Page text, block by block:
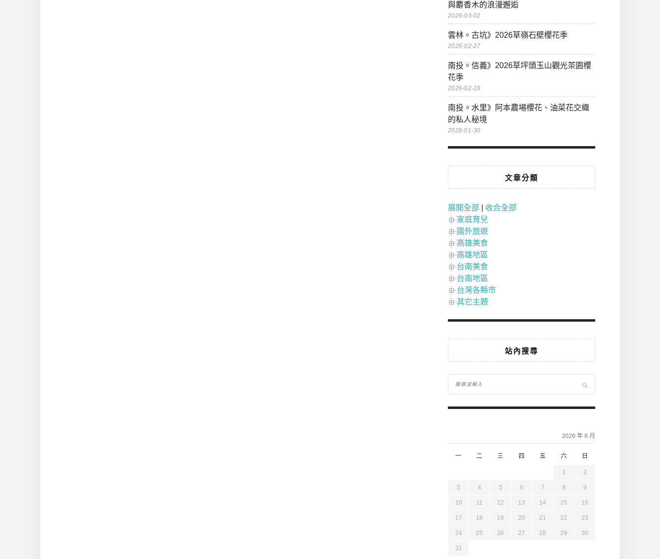
與麝香木的浪漫邂逅
2026-03-02
雲林。古坑》2026草嶺石壁櫻花季
2026-02-27
南投。信義》2026草坪頭玉山觀光茶園櫻
花季
2026-02-18
南投。水里》阿本農場櫻花、油菜花交織
的私人秘境
2026-01-30
文章分類
展開全部
收合全部
家庭育兒
國外旅遊
高雄美食
高雄地區
台南美食
台南地區
台灣各縣市
其它主題
站內搜尋
2026 年 8 月
一 二 三 四 五 六 日
1 2
3 4 5 6 7 8 9
10 11 12 13 14 15 16
17 18 19 20 21 22 23
24 25 26 27 28 29 30
31